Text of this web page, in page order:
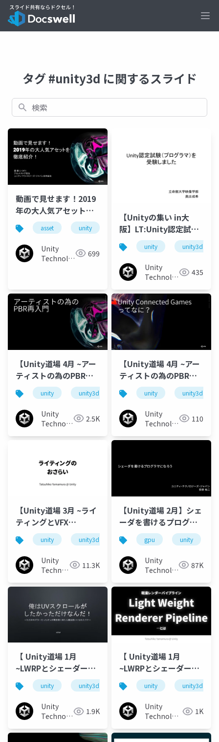
タグ #unity3d に関するスライド
検索
動画で見せます！2019
年の大人気アセットを
徹底紹介！
asset unity unity3d cedec
Unity
Technologies 699
【Unityの集い in大
阪】LT:Unity認定試験
（プログラマ）を受験
しました
unity unity3d
Unity
Technologies 435
【Unity道場 4月 ~アー
ティストの為のPBR再
入門~】アーティストの
為のPBR再入門
unity unity3d unity道場 unitydojo
Unity
Technologies 2.5K
【Unity道場 4月 ~アー
ティストの為のPBR再
入門~】Unity
Connected Gamesっ
てなに？
unity unity3d
Unity
Technologies 110
【Unity道場 3月 ~ライ
ティングとVFX
Graph~】Unityのライ
ティング機能のおさら
い
unity unity3d unity道場 unitydojo
Unity
Technologies11.3K
【Unity道場 2月】シェ
ーダを書けるプログラ
マになろう
gpu unity
Unity
Technologies 87K
【 Unity道場 1月
~LWRPとシェーダー
~】俺はUVスクロール
がしたかっただけなん
だ！
unity unity3d unity道場 unitydojo
Unity
Technologies 1.9K
【 Unity道場 1月
~LWRPとシェーダー
~】軽量レンダーパイプ
ライン、Light Weight
Renderer Pipeline…
とは
unity unity3d
Unity
Technologies 1K